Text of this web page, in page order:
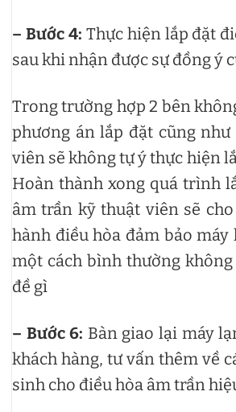
– Bước 4: Thực hiện lắp đặt
sau khi nhận được sự đồng ý
Trong trường hợp 2 bên
phương án lắp đặt cũng
viên sẽ không tự ý thực hiện
Hoàn thành xong quá trình
âm trần kỹ thuật viên sẽ
hành điều hòa đảm bảo
một cách bình thường không
đề gì
– Bước 6: Bàn giao lại máy
khách hàng, tư vấn thêm về
sinh cho điều hòa âm trần